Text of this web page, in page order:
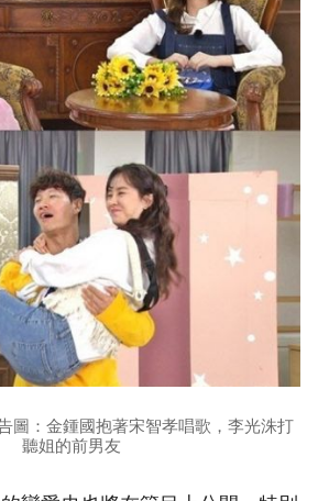
圖：金鍾國抱著宋智孝唱歌，李光洙打
聽姐的前男友